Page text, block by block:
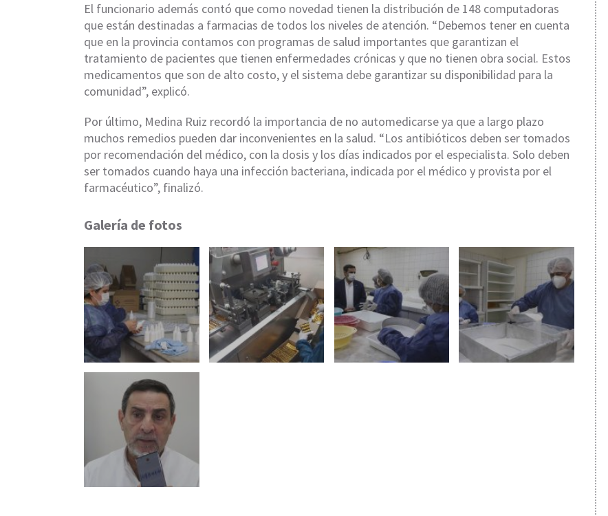
El funcionario además contó que como novedad tienen la distribución de 148 computadoras
que están destinadas a farmacias de todos los niveles de atención. “Debemos tener en cuenta
que en la provincia contamos con programas de salud importantes que garantizan el
tratamiento de pacientes que tienen enfermedades crónicas y que no tienen obra social. Estos
medicamentos que son de alto costo, y el sistema debe garantizar su disponibilidad para la
comunidad”, explicó.
Por último, Medina Ruiz recordó la importancia de no automedicarse ya que a largo plazo
muchos remedios pueden dar inconvenientes en la salud. “Los antibióticos deben ser tomados
por recomendación del médico, con la dosis y los días indicados por el especialista. Solo deben
ser tomados cuando haya una infección bacteriana, indicada por el médico y provista por el
farmacéutico”, finalizó.
Galería de fotos